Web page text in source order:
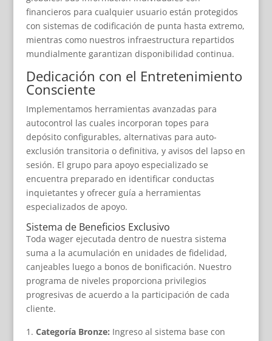
financieros para cualquier usuario están protegidos
con sistemas de codificación de punta hasta extremo,
mientras como nuestros infraestructura repartidos
mundialmente garantizan disponibilidad continua.
Dedicación con el Entretenimiento
Consciente
Implementamos herramientas avanzadas para
autocontrol las cuales incorporan topes para
depósito configurables, alternativas para auto-
exclusión transitoria o definitiva, y avisos del lapso en
sesión. El grupo para apoyo especializado se
encuentra preparado en identificar conductas
inquietantes y ofrecer guía a herramientas
especializados de apoyo.
Sistema de Beneficios Exclusivo
Toda wager ejecutada dentro de nuestra sistema
suma a la acumulación en unidades de fidelidad,
canjeables luego a bonos de bonificación. Nuestro
programa de niveles proporciona privilegios
progresivas de acuerdo a la participación de cada
cliente.
Categoría Bronze: Ingreso al sistema base con